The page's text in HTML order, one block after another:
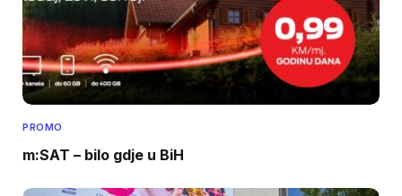
PROMO
m:SAT – bilo gdje u BiH